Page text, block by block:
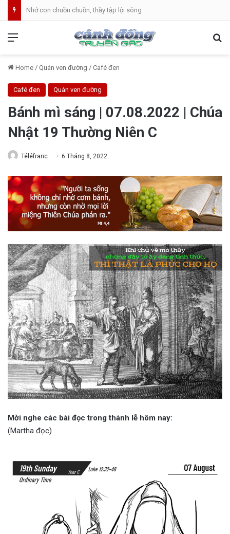
Nhớ con chuồn chuồn, thầy tập lội sông
Home / Quán ven đường / Café đen
Café đen Quán ven đường
Bánh mì sáng | 07.08.2022 | Chúa
Nhật 19 Thường Niên C
Téléfranc 6 Tháng 8, 2022
Mời nghe các bài đọc trong thánh lễ hôm nay:
(Martha đọc)